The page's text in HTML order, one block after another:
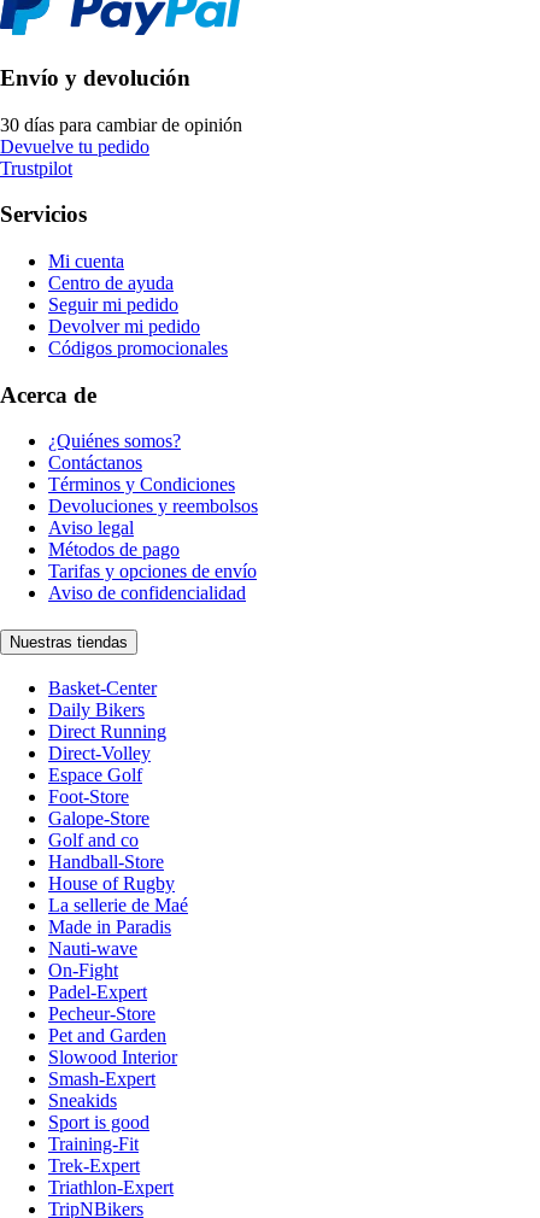
Envío y devolución
30 días para cambiar de opinión
Devuelve tu pedido
Trustpilot
Servicios
Mi cuenta
Centro de ayuda
Seguir mi pedido
Devolver mi pedido
Códigos promocionales
Acerca de
¿Quiénes somos?
Contáctanos
Términos y Condiciones
Devoluciones y reembolsos
Aviso legal
Métodos de pago
Tarifas y opciones de envío
Aviso de confidencialidad
Nuestras tiendas
Basket-Center
Daily Bikers
Direct Running
Direct-Volley
Espace Golf
Foot-Store
Galope-Store
Golf and co
Handball-Store
House of Rugby
La sellerie de Maé
Made in Paradis
Nauti-wave
On-Fight
Padel-Expert
Pecheur-Store
Pet and Garden
Slowood Interior
Smash-Expert
Sneakids
Sport is good
Training-Fit
Trek-Expert
Triathlon-Expert
TripNBikers